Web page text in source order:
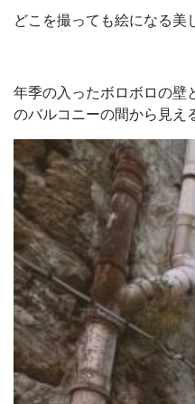
どこを撮っても絵になる美
年季の入ったボロボロの壁
のバルコニーの間から見え